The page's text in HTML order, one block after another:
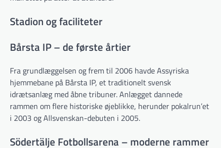
Stadion og faciliteter
Bårsta IP – de første årtier
Fra grundlæggelsen og frem til 2006 havde Assyriska
hjemmebane på Bårsta IP, et traditionelt svensk
idrætsanlæg med åbne tribuner. Anlægget dannede
rammen om flere historiske øjeblikke, herunder pokalrun’et
i 2003 og Allsvenskan-debuten i 2005.
Södertälje Fotbollsarena – moderne rammer